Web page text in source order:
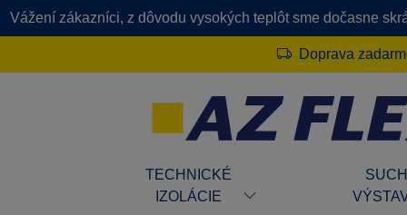
Vážení zákazníci, z dôvodu vysokých teplôt sme dočasne
Doprava
TECHNICKÉ
IZOLÁCIE